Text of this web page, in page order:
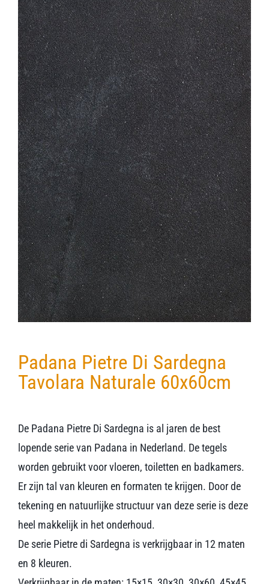
Verwerkingsmaterialen
Over ons
Contact
Padana Pietre Di Sardegna
Tavolara Naturale 60x60cm
De Padana Pietre Di Sardegna is al jaren de best
lopende serie van Padana in Nederland. De tegels
worden gebruikt voor vloeren, toiletten en badkamers.
Er zijn tal van kleuren en formaten te krijgen. Door de
tekening en natuurlijke structuur van deze serie is deze
heel makkelijk in het onderhoud.
De serie Pietre di Sardegna is verkrijgbaar in 12 maten
en 8 kleuren.